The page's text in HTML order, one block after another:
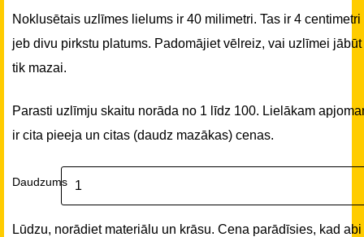
Noklusētais uzlīmes lielums ir 40 milimetri. Tas ir 4 centimetri
jeb divu pirkstu platums. Padomājiet vēlreiz, vai uzlīmei jābūt
tik mazai.
Parasti uzlīmju skaitu norāda no 1 līdz 100. Lielākam
ir cita pieeja un citas (daudz mazākas) cenas.
Daudzums
Lūdzu, norādiet materiālu un krāsu. Cena parādīsies, kad abi